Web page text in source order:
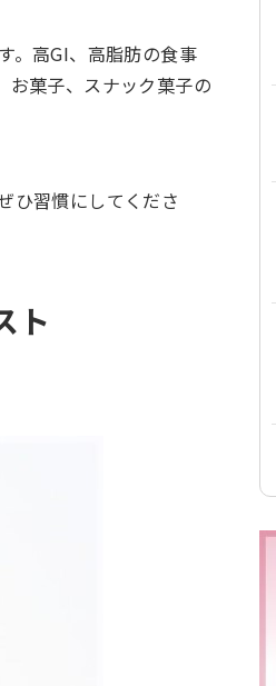
。高GI、高脂肪の食事
お菓子、スナック菓子の
ひ習慣にしてくださ
ト